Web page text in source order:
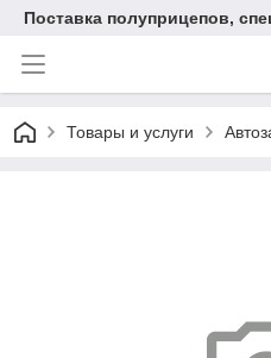
Поставка полуприцепов,
Товары и услуги